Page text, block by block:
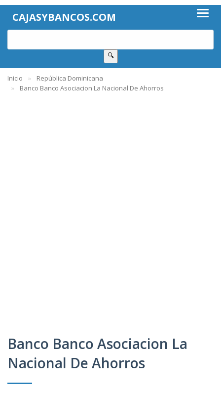
CAJASYBANCOS.COM
🔍
Inicio
República Dominicana
Banco Banco Asociacion La Nacional De Ahorros
Banco Banco Asociacion La
Nacional De Ahorros